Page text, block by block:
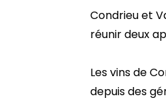
Condrieu et
réunir deux
Les vins de
depuis des